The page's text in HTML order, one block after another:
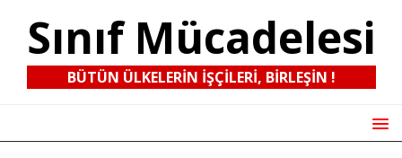
Sınıf Mücadelesi
BÜTÜN ÜLKELERIN IŞÇILERI, BIRLEŞIN !